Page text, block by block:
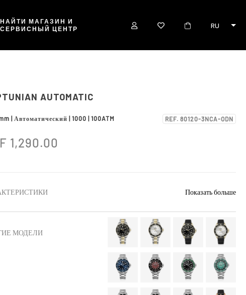
НАЙТИ МАГАЗИН И
СЕРВИСНЫЙ ЦЕНТР
RU
AUTOMATIC
| Автоматический | 1000 | 100ATM REF. 80120-3NCA-ODN
1,290.00
Показать больше
МОДЕЛИ